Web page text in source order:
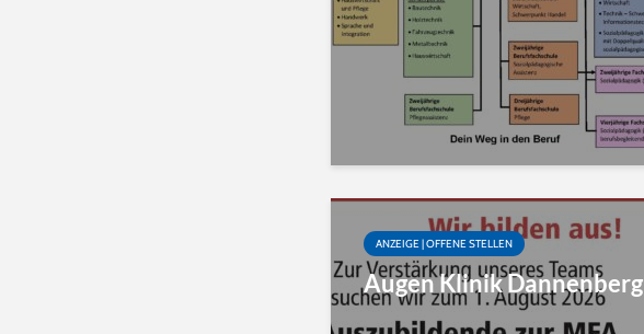
ANZEIGE | OFFENE STELLEN
Augen Klinik Dannenberg